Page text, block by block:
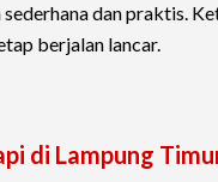
dan praktis.
berjalan lancar.
di Lampung